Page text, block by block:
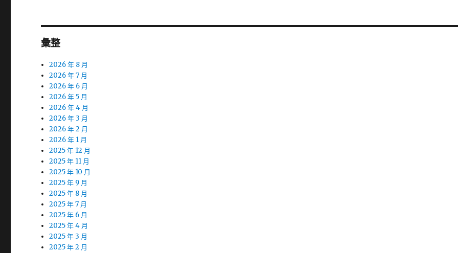
彙整
2026 年 8 月
2026 年 7 月
2026 年 6 月
2026 年 5 月
2026 年 4 月
2026 年 3 月
2026 年 2 月
2026 年 1 月
2025 年 12 月
2025 年 11 月
2025 年 10 月
2025 年 9 月
2025 年 8 月
2025 年 7 月
2025 年 6 月
2025 年 4 月
2025 年 3 月
2025 年 2 月